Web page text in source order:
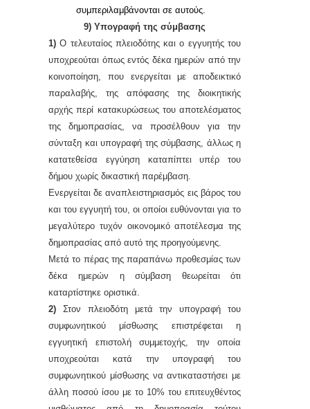
συμπεριλαμβάνονται σε αυτούς.
9) Υπογραφή της σύμβασης
1) Ο τελευταίος πλειοδότης και ο εγγυητής του
υποχρεούται όπως εντός δέκα ημερών από την
κοινοποίηση, που ενεργείται με αποδεικτικό
παραλαβής, της απόφασης της διοικητικής
αρχής περί κατακυρώσεως του αποτελέσματος
της δημοπρασίας, να προσέλθουν για την
σύνταξη και υπογραφή της σύμβασης, άλλως η
κατατεθείσα εγγύηση καταπίπτει υπέρ του
δήμου χωρίς δικαστική παρέμβαση.
Ενεργείται δε αναπλειστηριασμός εις βάρος του
και του εγγυητή του, οι οποίοι ευθύνονται για το
μεγαλύτερο τυχόν οικονομικό αποτέλεσμα της
δημοπρασίας από αυτό της προηγούμενης.
Μετά το πέρας της παραπάνω προθεσμίας των
δέκα ημερών η σύμβαση θεωρείται ότι
καταρτίστηκε οριστικά.
2) Στον πλειοδότη μετά την υπογραφή του
συμφωνητικού μίσθωσης επιστρέφεται η
εγγυητική επιστολή συμμετοχής, την οποία
υποχρεούται κατά την υπογραφή του
συμφωνητικού μίσθωσης να αντικαταστήσει με
άλλη ποσού ίσου με το 10% του επιτευχθέντος